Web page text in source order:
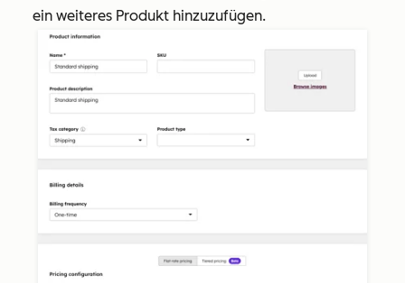
ein weiteres Produkt hinzuzufügen.